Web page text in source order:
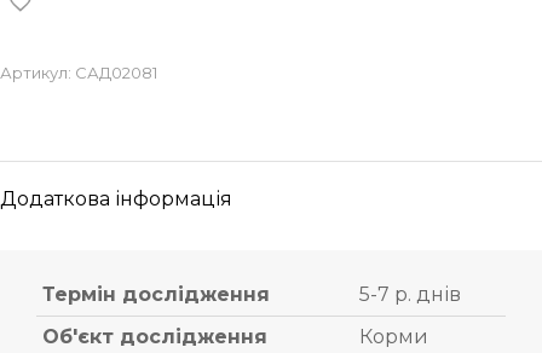
Артикул: САД02081
Додаткова інформація
Термін дослідження
5-7 р. днів
Об'єкт дослідження
Корми